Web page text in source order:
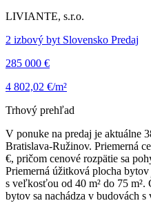
LIVIANTE, s.r.o.
2 izbový byt Slovensko Predaj
285 000 €
4 802,02 €/m²
Trhový prehľad
V ponuke na predaj je aktuálne
Bratislava-Ružinov. Priemerná
€, pričom cenové rozpätie sa
Priemerná úžitková plocha
s veľkosťou od 40 m² do 75 m².
bytov sa nachádza v budovách